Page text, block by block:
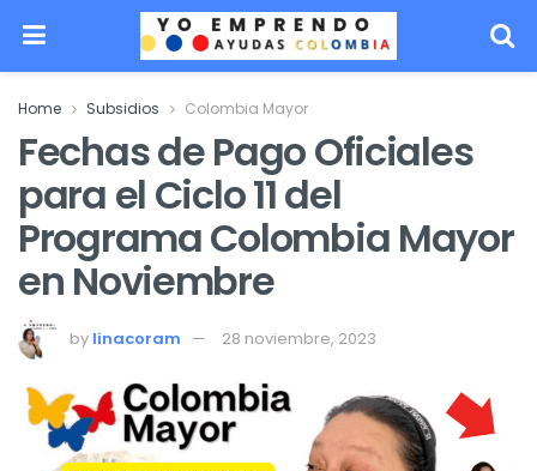
Home Subsidios Colombia Mayor
Fechas de Pago Oficiales
para el Ciclo 11 del
Programa Colombia Mayor
en Noviembre
by linacoram 28 noviembre, 2023